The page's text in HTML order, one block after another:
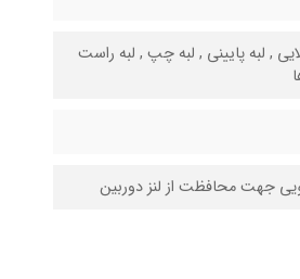
, لبه پایینی , لبه چپ , لبه راست
جهت محافظت از لنز دوربین